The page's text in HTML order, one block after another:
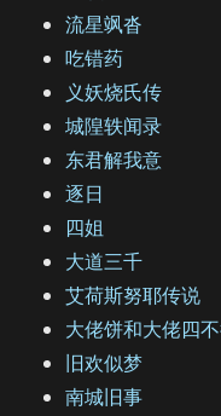
流星飒沓
吃错药
义妖烧氏传
城隍轶闻录
东君解我意
逐日
四姐
大道三千
艾荷斯努耶传说
大佬饼和大佬四
旧欢似梦
南城旧事